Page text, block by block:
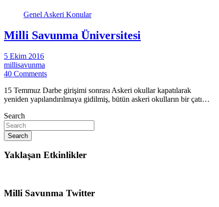
Genel Askeri Konular
Milli Savunma Üniversitesi
5 Ekim 2016
millisavunma
40 Comments
15 Temmuz Darbe girişimi sonrası Askeri okullar kapatılarak
yeniden yapılandırılmaya gidilmiş, bütün askeri okulların bir çatı…
Search
Search
Yaklaşan Etkinlikler
Milli Savunma Twitter